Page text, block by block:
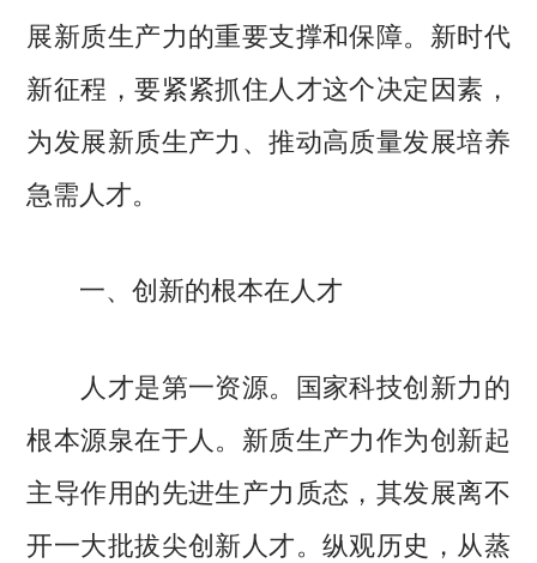
展新质生产力的重要支撑和保障。新时代
新征程，要紧紧抓住人才这个决定因素，
为发展新质生产力、推动高质量发展培养
急需人才。
一、创新的根本在人才
人才是第一资源。国家科技创新力的
根本源泉在于人。新质生产力作为创新起
主导作用的先进生产力质态，其发展离不
开一大批拔尖创新人才。纵观历史，从蒸